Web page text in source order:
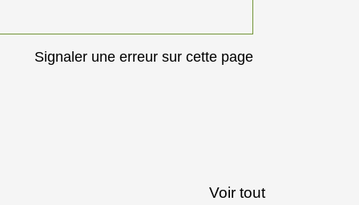
Signaler une erreur sur cette page
Voir tout